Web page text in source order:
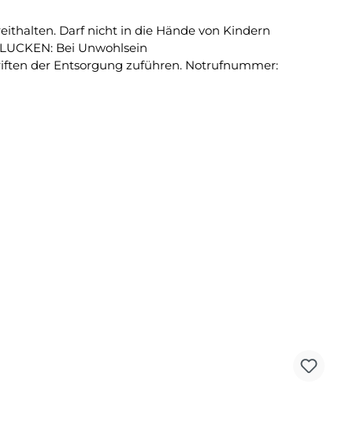
Darf nicht in die Hände von Kindern
Bei Unwohlsein
der Entsorgung zuführen. Notrufnummer: